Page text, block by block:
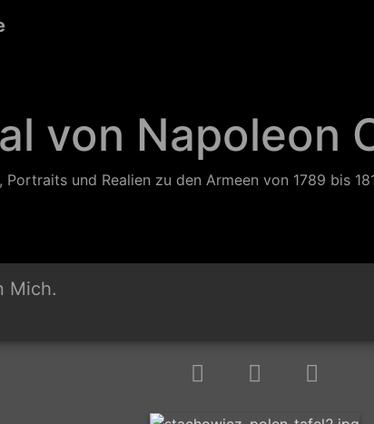
von Napoleon
und Realien zu den Armeen von 1789 bis
Mich.